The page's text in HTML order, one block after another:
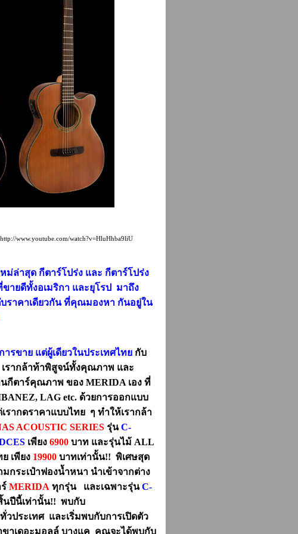
http://www.youtube.com/watch?v=HluHhba9liU
ล่าสุด กีตาร์โปร่ง และ กีตาร์โปร่ง
ยดีทั้งอเมริกา และยุโรป มาถึง
ราคาเดียวกัน ที่คุณมองหา กันอยู่ใน
รขาย แต่ผู้เดียวในประเทศไทย กับ
ากล้าท้าพิสูจน์ทั้งคุณภาพ และ
กีตาร์คุณภาพ ของ MERIDA เอง ที่
LAG etc. ด้วยการออกแบบ
กดราคาแบบไทย ๆ ทำให้เรากล้า
ACOUSTIC SERIESรุ่นC-
เพียง 6900บาท และรุ่นไม้ ALL
เพียง 19900บาทเท่านั้น!! พิเศษสุด
กระเป๋าฟองน้ำหนา นำเข้าจากต่าง
MERIDAทุกรุ่น และเฉพาะรุ่นC-
ปีนี้เท่านั้น!! พบกับ
ประเทศ และเริ่มพบกับการเปิดตัว
าเดอะมอลล์ บางแค คุณจะได้พบกับ